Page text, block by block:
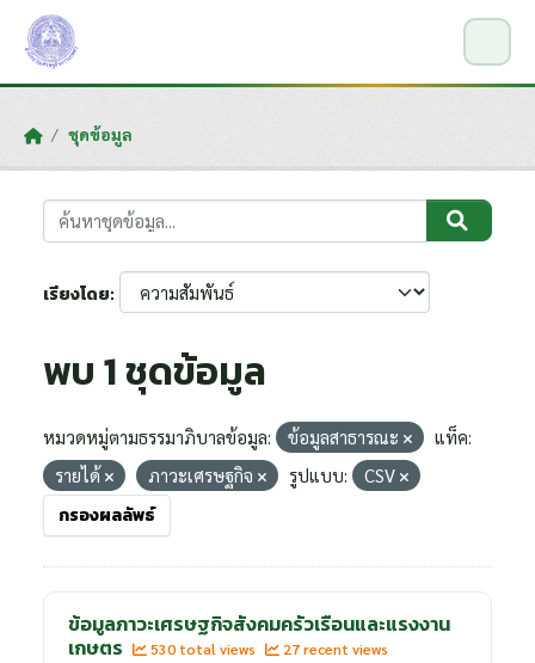
Skip to main content
ชุดข้อมูล
เรียงโดย
พบ 1 ชุดข้อมูล
หมวดหมู่ตามธรรมาภิบาลข้อมูล: ข้อมูลสาธารณะ
แท็ค:
รายได้
ภาวะเศรษฐกิจ รูปแบบ: CSV
กรองผลลัพธ์
ข้อมูลภาวะเศรษฐกิจสังคมครัวเรือนและแรงงาน
เกษตร
530 total views
27 recent views